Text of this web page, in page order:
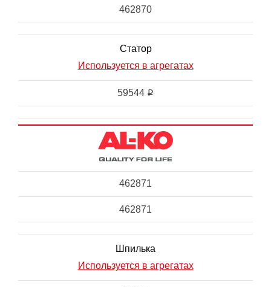
462870
Статор
Используется в агрегатах
59544 i
462871
462871
Шпилька
Используется в агрегатах